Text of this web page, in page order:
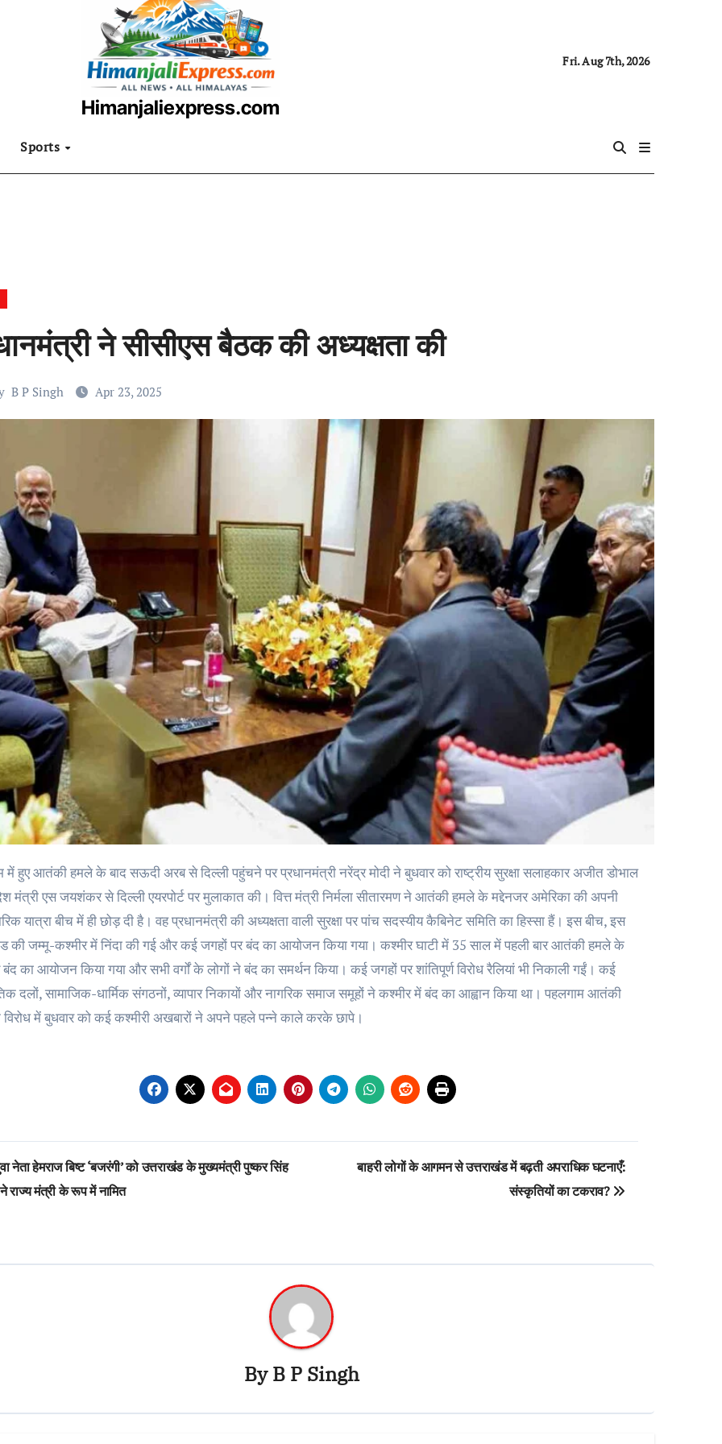
Himanjaliexpress.com
Fri. Aug 7th, 2026
Sports
ने सीसीएस बैठक की अध्यक्षता की
B P Singh Apr 23, 2025
मंत्री एस जयशंकर से दिल्ली एयरपोर्ट पर मुलाकात की। वित्त मंत्री निर्मला सीतारमण ने आतंकी हमले के मद्देनजर अमेरिका की अपनी
यात्रा बीच में ही छोड़ दी है। वह प्रधानमंत्री की अध्यक्षता वाली सुरक्षा पर पांच सदस्यीय कैबिनेट समिति का हिस्सा हैं। इस बीच, इस
की जम्मू-कश्मीर में निंदा की गई और कई जगहों पर बंद का आयोजन किया गया। कश्मीर घाटी में 35 साल में पहली बार आतंकी हमले के
का आयोजन किया गया और सभी वर्गों के लोगों ने बंद का समर्थन किया। कई जगहों पर शांतिपूर्ण विरोध रैलियां भी निकाली गईं। कई
दलों, सामाजिक-धार्मिक संगठनों, व्यापार निकायों और नागरिक समाज समूहों ने कश्मीर में बंद का आह्वान किया था। पहलगाम आतंकी
में बुधवार को कई कश्मीरी अखबारों ने अपने पहले पन्ने काले करके छापे।
नेता हेमराज बिष्ट ‘बजरंगी’ को उत्तराखंड के मुख्यमंत्री पुष्कर सिंह
ने राज्य मंत्री के रूप में नामित
बाहरी लोगों के आगमन से उत्तराखंड में बढ़ती अपराधिक घटनाएँ:
संस्कृतियों का टकराव?
ByB P Singh